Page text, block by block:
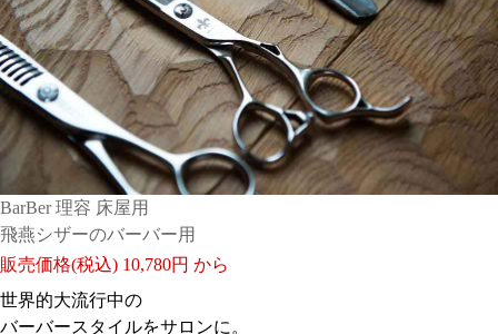
BarBer 理容 床屋用
飛燕シザーのバーバー用
販売価格(税込) 10,780円 から
世界的大流行中の
バーバースタイルをサロンに。